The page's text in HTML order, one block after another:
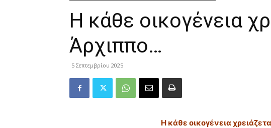
Η κάθε οικογένεια
Άρχιππο…
5 Σεπτεμβρίου 2025
Η κάθε οικογένεια